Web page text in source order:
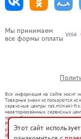
Мы принимаем
все формы оплаты
Вся информация на сайте носит
Товарные знаки используются
сервисные центры nsk.mimaki-
неавторизованных сервисных
правообладателями товарных
Ремонт осуществляется для
со статьей 1487 ГК РФ.
Использование товарных знаков
Этот сайт